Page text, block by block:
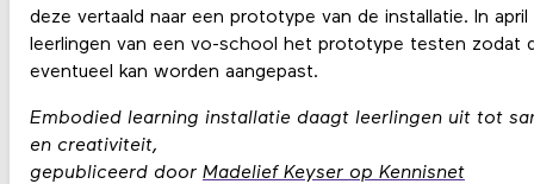
deze vertaald naar een prototype van de installatie. In april
leerlingen van een vo-school het prototype testen zodat
eventueel kan worden aangepast.
Embodied learning installatie daagt leerlingen uit tot
en creativiteit,
gepubliceerd door Madelief Keyser op Kennisnet